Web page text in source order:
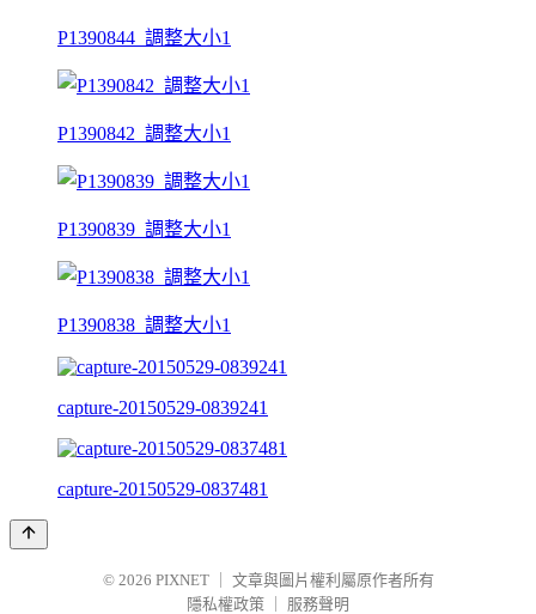
P1390844_調整大小1
P1390842_調整大小1
P1390839_調整大小1
P1390838_調整大小1
capture-20150529-0839241
capture-20150529-0837481
© 2026 PIXNET
文章與圖片權利屬原作者所有
隱私權政策
服務聲明